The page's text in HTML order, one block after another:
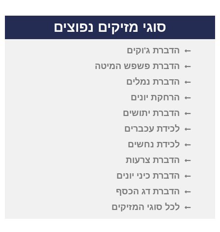
סוגי מזיקים נפוצים
הדברת ג'וקים
הדברת פשפש המיטה
הדברת נמלים
הרחקת יונים
הדברת יתושים
לכידת עכברים
לכידת נחשים
הדברת צרעות
הדברת כיני יונים
הדברת דג הכסף
לכל סוגי המזיקים